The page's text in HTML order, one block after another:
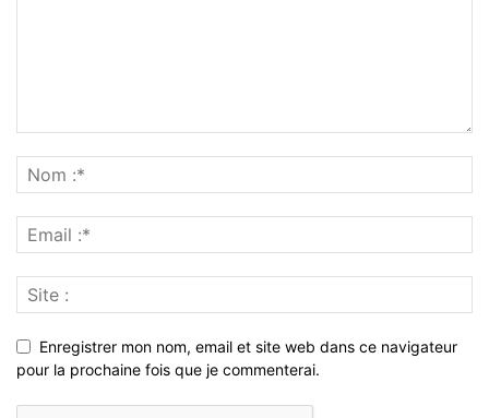
Enregistrer mon nom, email et site web dans ce navigateur
pour la prochaine fois que je commenterai.